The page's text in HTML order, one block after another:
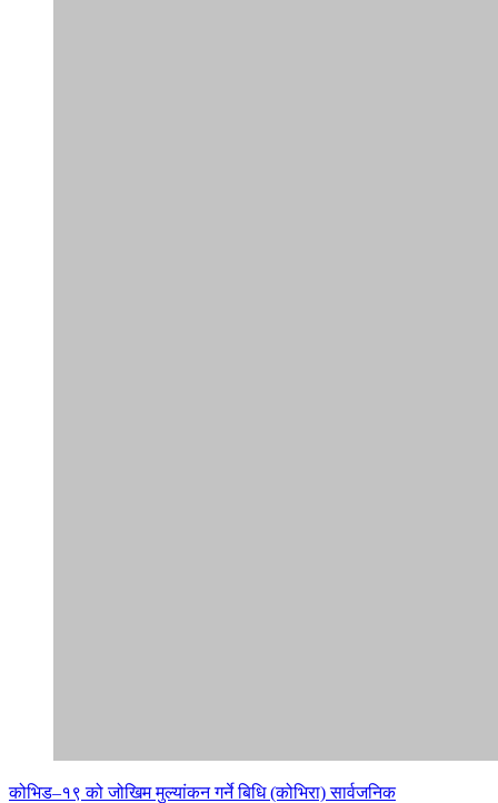
कोभिड–१९ को जोखिम मुल्यांकन गर्ने बिधि (कोभिरा) सार्वजनिक